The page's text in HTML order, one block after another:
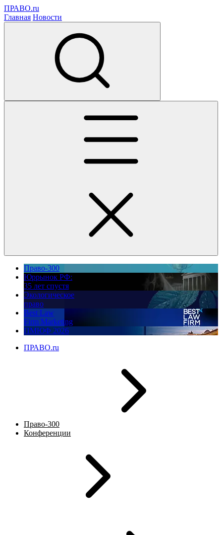
ПРАВО.ru
Главная Новости
Право-300
Юррынок РФ:
35 лет спустя
Экологическое
право
Best Law
Firm Marketing
ПМЮФ 2026
ПРАВО.ru
Право-300
Конференции